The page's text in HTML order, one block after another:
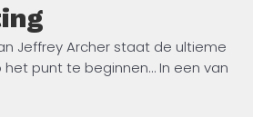
Jeffrey Archer staat de ultieme
punt te beginnen… In een van
dreigt een miljardendeal